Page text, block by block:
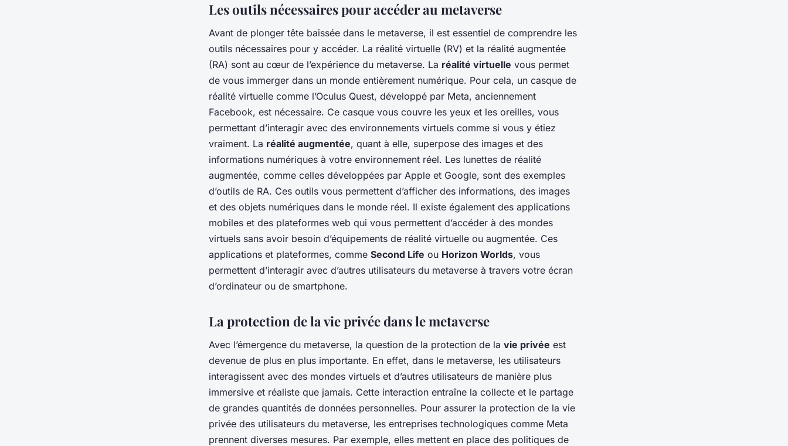
Les outils nécessaires pour accéder au metaverse
Avant de plonger tête baissée dans le metaverse, il est essentiel de comprendre les
outils nécessaires pour y accéder. La réalité virtuelle (RV) et la réalité augmentée
(RA) sont au cœur de l’expérience du metaverse. La réalité virtuelle vous permet
de vous immerger dans un monde entièrement numérique. Pour cela, un casque de
réalité virtuelle comme l’Oculus Quest, développé par Meta, anciennement
Facebook, est nécessaire. Ce casque vous couvre les yeux et les oreilles, vous
permettant d’interagir avec des environnements virtuels comme si vous y étiez
vraiment. La réalité augmentée, quant à elle, superpose des images et des
informations numériques à votre environnement réel. Les lunettes de réalité
augmentée, comme celles développées par Apple et Google, sont des exemples
d’outils de RA. Ces outils vous permettent d’afficher des informations, des images
et des objets numériques dans le monde réel. Il existe également des applications
mobiles et des plateformes web qui vous permettent d’accéder à des mondes
virtuels sans avoir besoin d’équipements de réalité virtuelle ou augmentée. Ces
applications et plateformes, comme Second Life ou Horizon Worlds, vous
permettent d’interagir avec d’autres utilisateurs du metaverse à travers votre écran
d’ordinateur ou de smartphone.
La protection de la vie privée dans le metaverse
Avec l’émergence du metaverse, la question de la protection de la vie privée est
devenue de plus en plus importante. En effet, dans le metaverse, les utilisateurs
interagissent avec des mondes virtuels et d’autres utilisateurs de manière plus
immersive et réaliste que jamais. Cette interaction entraîne la collecte et le partage
de grandes quantités de données personnelles. Pour assurer la protection de la vie
privée des utilisateurs du metaverse, les entreprises technologiques comme Meta
prennent diverses mesures. Par exemple, elles mettent en place des politiques de